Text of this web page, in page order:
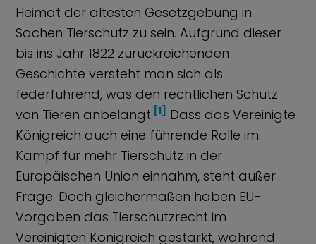
Heimat der ältesten Gesetzgebung in
Sachen Tierschutz zu sein. Aufgrund dieser
bis ins Jahr 1822 zurückreichenden
Geschichte versteht man sich als
federführend, was den rechtlichen Schutz
von Tieren anbelangt. [1] Dass das Vereinigte
Königreich auch eine führende Rolle im
Kampf für mehr Tierschutz in der
Europäischen Union einnahm, steht außer
Frage. Doch gleichermaßen haben EU-
Vorgaben das Tierschutzrecht im
Vereinigten Königreich gestärkt, während